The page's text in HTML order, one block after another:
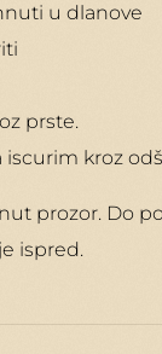
u dlanove
prste.
iscurim kroz
prozor. Do
ispred.